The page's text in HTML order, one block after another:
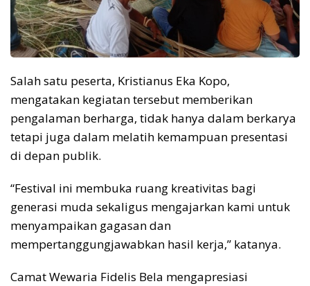
Salah satu peserta, Kristianus Eka Kopo,
mengatakan kegiatan tersebut memberikan
pengalaman berharga, tidak hanya dalam berkarya
tetapi juga dalam melatih kemampuan presentasi
di depan publik.
“Festival ini membuka ruang kreativitas bagi
generasi muda sekaligus mengajarkan kami untuk
menyampaikan gagasan dan
mempertanggungjawabkan hasil kerja,” katanya.
Camat Wewaria Fidelis Bela mengapresiasi